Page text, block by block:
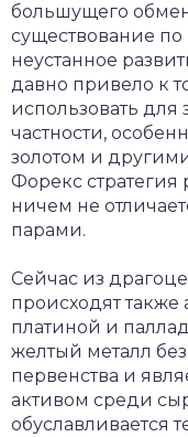
большущего
существование
неустанное
давно привело к
использовать для
частности,
золотом и
Форекс
ничем не
парами.
Сейчас из
происходят
платиной и
желтый металл
первенства и
активом среди
обуславливается